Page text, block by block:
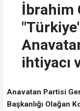
İbrahim
ihtiyacı
Anavatan Partisi
Başkanlığı Olağan